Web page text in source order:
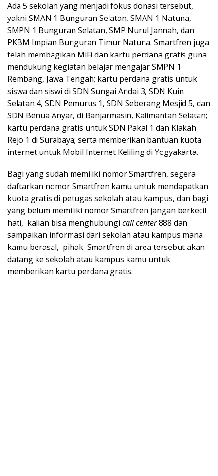
Ada 5 sekolah yang menjadi fokus donasi tersebut,
yakni SMAN 1 Bunguran Selatan, SMAN 1 Natuna,
SMPN 1 Bunguran Selatan, SMP Nurul Jannah, dan
PKBM Impian Bunguran Timur Natuna. Smartfren juga
telah membagikan MiFi dan kartu perdana gratis guna
mendukung kegiatan belajar mengajar SMPN 1
Rembang, Jawa Tengah; kartu perdana gratis untuk
siswa dan siswi di SDN Sungai Andai 3, SDN Kuin
Selatan 4, SDN Pemurus 1, SDN Seberang Mesjid 5, dan
SDN Benua Anyar, di Banjarmasin, Kalimantan Selatan;
kartu perdana gratis untuk SDN Pakal 1 dan Klakah
Rejo 1 di Surabaya; serta memberikan bantuan kuota
internet untuk Mobil Internet Keliling di Yogyakarta.
Bagi yang sudah memiliki nomor Smartfren, segera
daftarkan nomor Smartfren kamu untuk mendapatkan
kuota gratis di petugas sekolah atau kampus, dan bagi
yang belum memiliki nomor Smartfren jangan berkecil
hati, kalian bisa menghubungi call center888 dan
sampaikan informasi dari sekolah atau kampus mana
kamu berasal, pihak Smartfren di area tersebut akan
datang ke sekolah atau kampus kamu untuk
memberikan kartu perdana gratis.